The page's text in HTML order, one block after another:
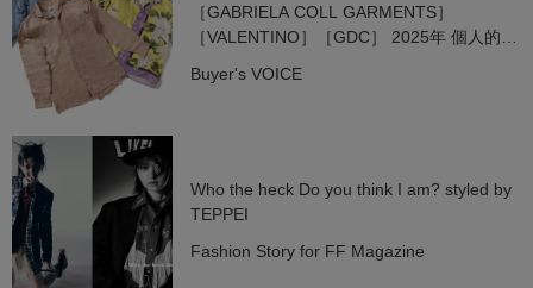
［GABRIELA COLL GARMENTS］
［VALENTINO］［GDC］ 2025年 個人的
Buyer's VOICE
Who the heck Do you think I am? styled by
TEPPEI
Fashion Story for FF Magazine